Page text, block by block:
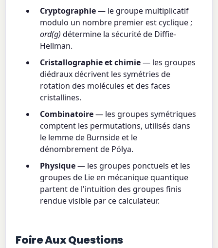
Cryptographie— le groupe multiplicatif
modulo un nombre premier est cyclique ;
ord(g) détermine la sécurité de Diffie-
Hellman.
Cristallographie et chimie— les groupes
diédraux décrivent les symétries de
rotation des molécules et des faces
cristallines.
Combinatoire— les groupes symétriques
comptent les permutations, utilisés dans
le lemme de Burnside et le
dénombrement de Pólya.
Physique— les groupes ponctuels et les
groupes de Lie en mécanique quantique
partent de l'intuition des groupes finis
rendue visible par ce calculateur.
Foire Aux Questions